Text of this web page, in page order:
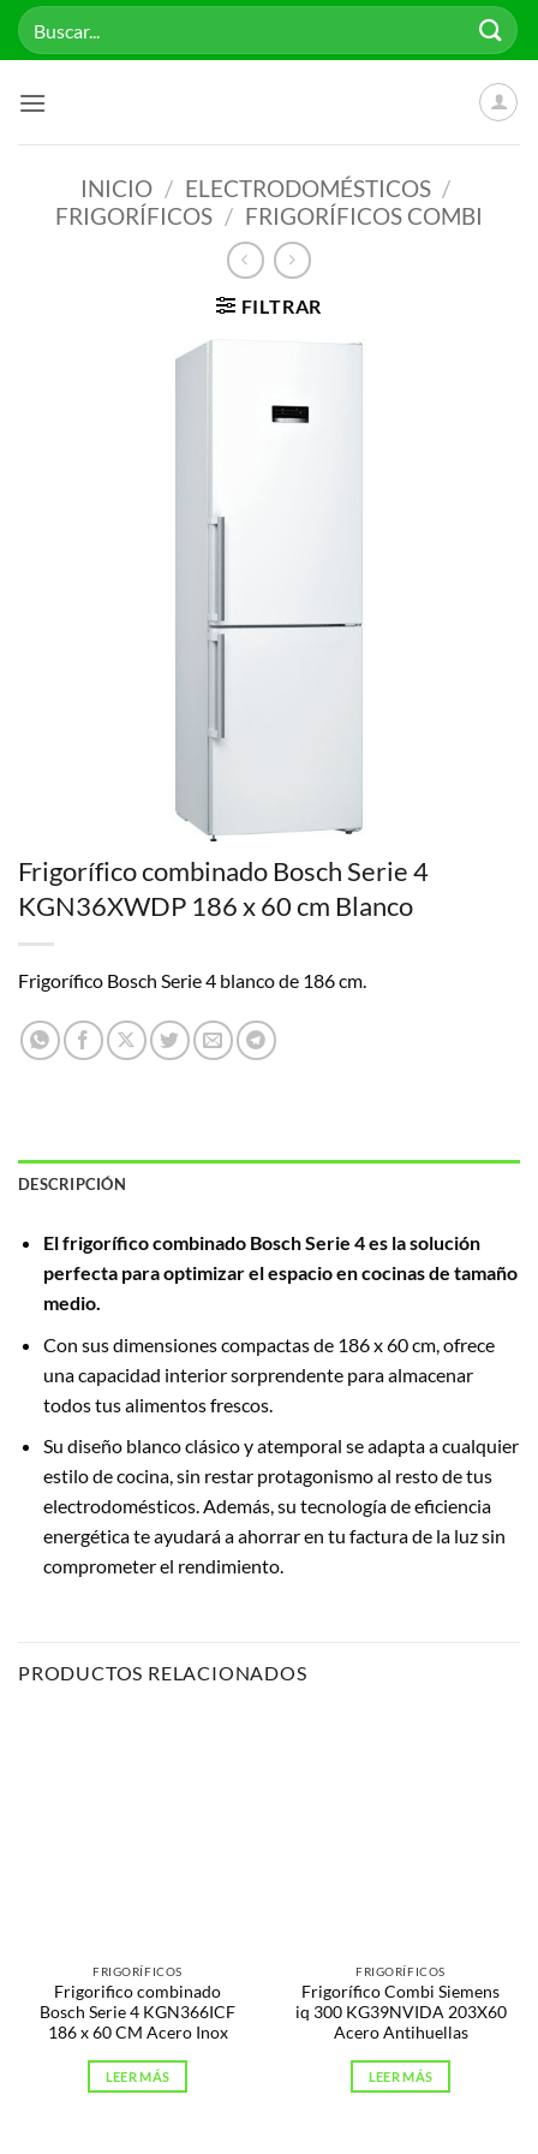
Saltar
Buscar
por:
INICIO / ELECTRODOMÉSTICOS /
FRIGORÍFICOS / FRIGORÍFICOS COMBI
FILTRAR
Frigorífico combinado Bosch Serie 4
KGN36XWDP 186 x 60 cm Blanco
Frigorífico Bosch Serie 4 blanco de 186 cm.
DESCRIPCIÓN
El frigorífico combinado Bosch Serie 4 es la solución
perfecta para optimizar el espacio en cocinas de tamaño
medio.
Con sus dimensiones compactas de 186 x 60 cm, ofrece
una capacidad interior sorprendente para almacenar
todos tus alimentos frescos.
Su diseño blanco clásico y atemporal se adapta a cualquier
estilo de cocina, sin restar protagonismo al resto de tus
electrodomésticos. Además, su tecnología de eficiencia
energética te ayudará a ahorrar en tu factura de la luz sin
comprometer el rendimiento.
PRODUCTOS RELACIONADOS
FRIGORÍFICOS
Frigorifico combinado
Bosch Serie 4 KGN366ICF
186 x 60 CM Acero Inox
LEER MÁS
FRIGORÍFICOS
Frigorífico Combi Siemens
iq 300 KG39NVIDA 203X60
Acero Antihuellas
LEER MÁS